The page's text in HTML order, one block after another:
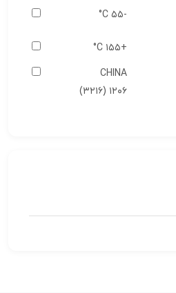
-۵۵ C°
+۱۵۵ C°
CHINA
۱۲۰۶ (۳۲۱۶)